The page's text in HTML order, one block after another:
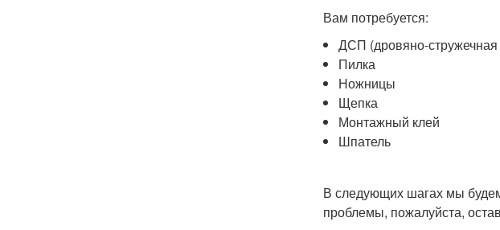
Вам потребуется:
ДСП (дровяно-стружечная
Пилка
Ножницы
Щепка
Монтажный клей
Шпатель
В следующих шагах мы
проблемы, пожалуйста,